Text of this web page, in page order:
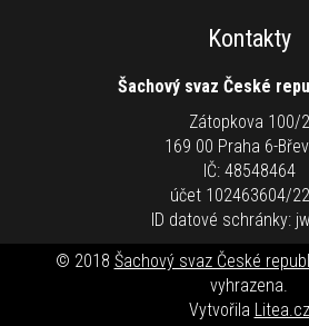
Kontakty
Šachový svaz České
Zátopkova 100/2
169 00 Praha 6-
IČ: 48548464
účet 102463604/
ID datové schránky:
© 2018 Šachový svaz České
vyhrazena.
Vytvořila Litea.cz